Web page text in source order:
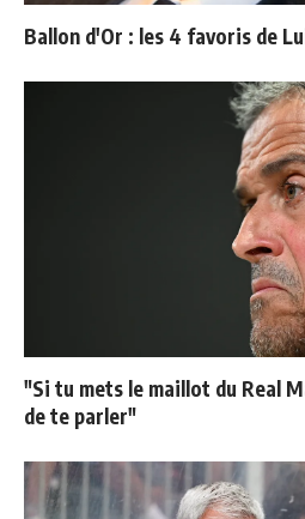
Ballon d'Or : les 4 favoris de
"Si tu mets le maillot du Real
de te parler"